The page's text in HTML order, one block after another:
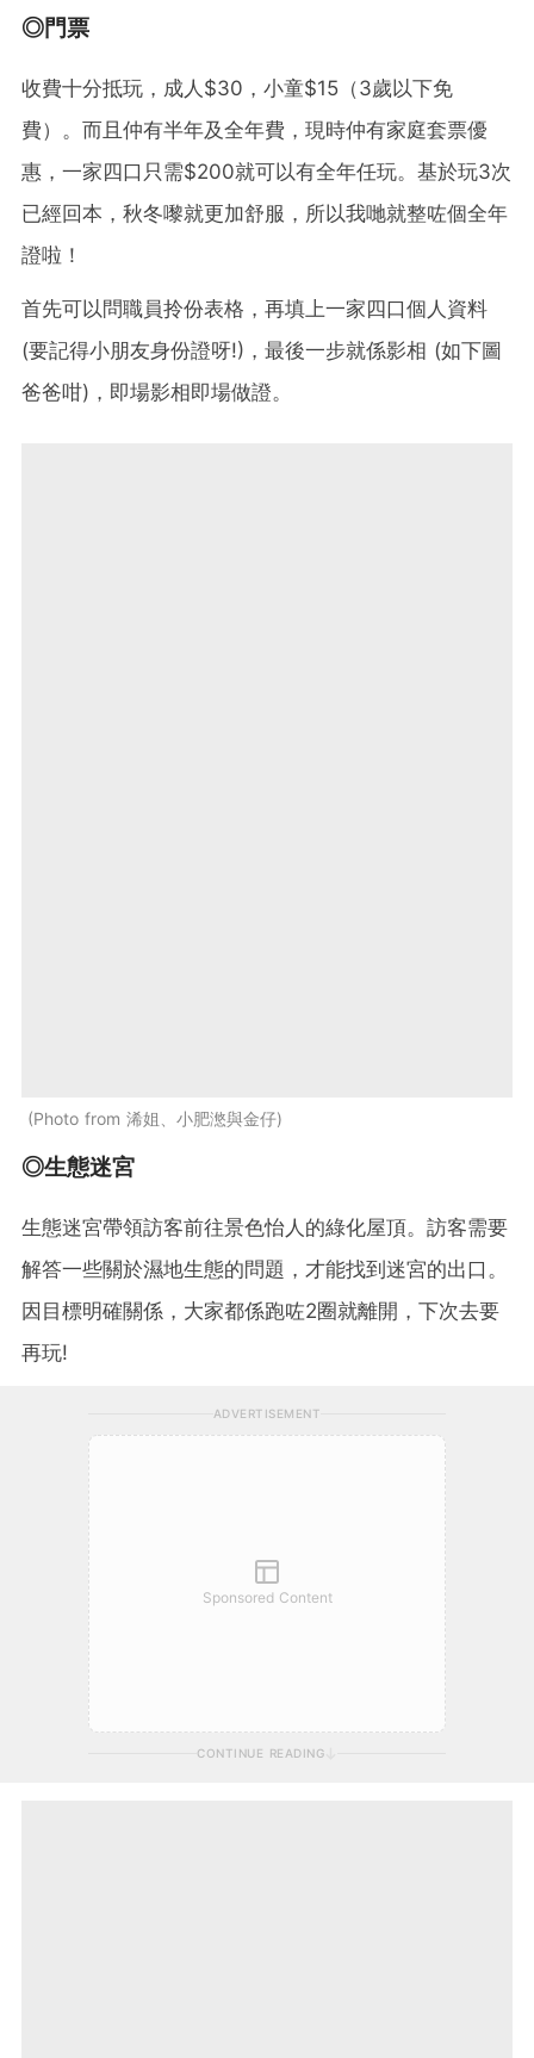
◎門票
收費十分抵玩，成人$30，小童$15（3歲以下免
費）。而且仲有半年及全年費，現時仲有家庭套票優
惠，一家四口只需$200就可以有全年任玩。基於玩3次
已經回本，秋冬嚟就更加舒服，所以我哋就整咗個全年
證啦！
首先可以問職員拎份表格，再填上一家四口個人資料
(要記得小朋友身份證呀!)，最後一步就係影相 (如下圖
爸爸咁)，即場影相即場做證。
Photo from 浠姐、小肥滺與金仔
◎生態迷宮
生態迷宮帶領訪客前往景色怡人的綠化屋頂。訪客需要
解答一些關於濕地生態的問題，才能找到迷宮的出口。
因目標明確關係，大家都係跑咗2圈就離開，下次去要
再玩!
ADVERTISEMENT
Sponsored Content
CONTINUE READING